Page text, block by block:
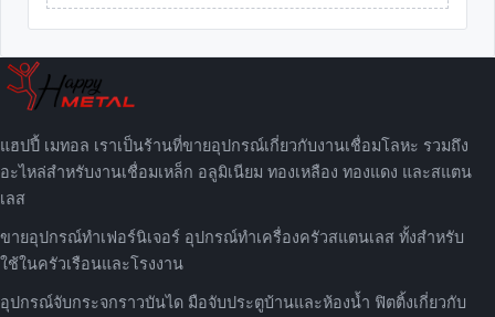
แฮปปี้ เมทอล เราเป็นร้านที่ขายอุปกรณ์เกี่ยวกับงานเชื่อมโลหะ รวมถึง
อะไหล่สำหรับงานเชื่อมเหล็ก อลูมิเนียม ทองเหลือง ทองแดง และสแตน
เลส
ขายอุปกรณ์ทำเฟอร์นิเจอร์ อุปกรณ์ทำเครื่องครัวสแตนเลส ทั้งสำหรับ
ใช้ในครัวเรือนและโรงงาน
อุปกรณ์จับกระจกราวบันได มือจับประตูบ้านและห้องน้ำ ฟิตติ้งเกี่ยวกับ